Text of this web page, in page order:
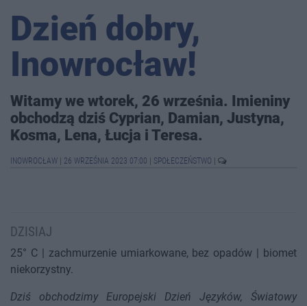
Dzień dobry,
Inowrocław!
Witamy we wtorek, 26 września. Imieniny
obchodzą dziś Cyprian, Damian, Justyna,
Kosma, Lena, Łucja i Teresa.
INOWROCŁAW 26 WRZEŚNIA 2023 07:00 SPOŁECZEŃSTWO
DZISIAJ
25° C | zachmurzenie umiarkowane, bez opadów | biomet
niekorzystny.
Dziś obchodzimy Europejski Dzień Języków, Światowy